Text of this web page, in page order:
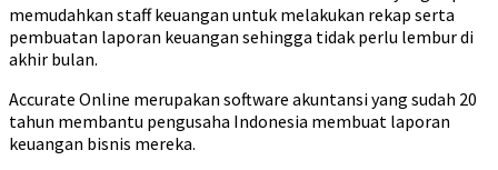
memudahkan staff keuangan untuk melakukan rekap serta
pembuatan laporan keuangan sehingga tidak perlu lembur di
akhir bulan.
Accurate Online merupakan software akuntansi yang sudah 20
tahun membantu pengusaha Indonesia membuat laporan
keuangan bisnis mereka.